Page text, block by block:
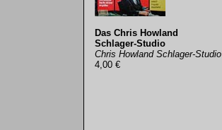
Das Chris Howland
Schlager-Studio
Chris Howland Schlager-Studio
4,00 €